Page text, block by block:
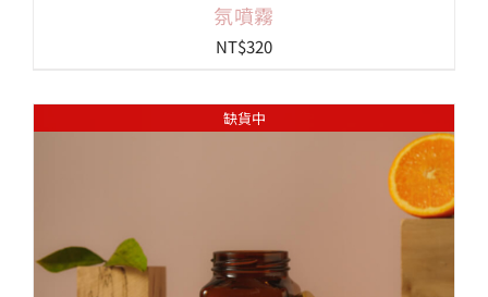
氛噴霧
NT$320
缺貨中